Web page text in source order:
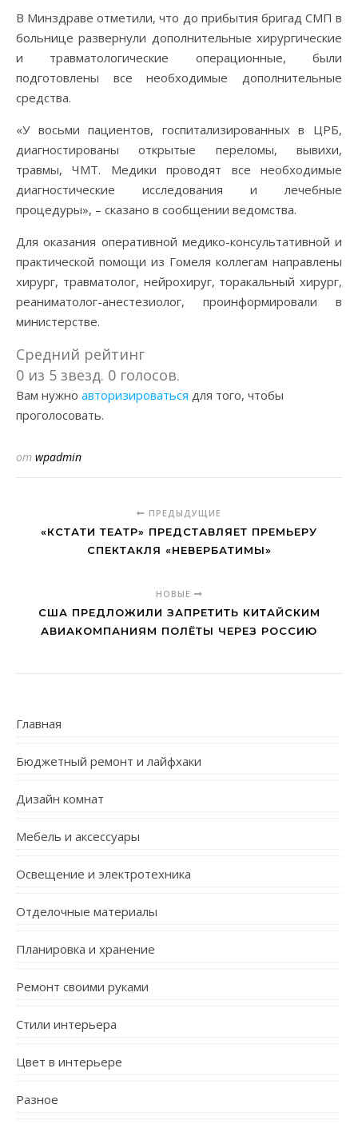
В Минздраве отметили, что до прибытия бригад СМП в
больнице развернули дополнительные хирургические
и травматологические операционные, были
подготовлены все необходимые дополнительные
средства.
«У восьми пациентов, госпитализированных в ЦРБ,
диагностированы открытые переломы, вывихи,
травмы, ЧМТ. Медики проводят все необходимые
диагностические исследования и лечебные
процедуры», – сказано в сообщении ведомства.
Для оказания оперативной медико-консультативной и
практической помощи из Гомеля коллегам направлены
хирург, травматолог, нейрохируг, торакальный хирург,
реаниматолог-анестезиолог, проинформировали в
министерстве.
Средний рейтинг
0 из 5 звезд. 0 голосов.
Вам нужно авторизироваться для того, чтобы
проголосовать.
от wpadmin
ПРЕДЫДУЩИЕ
«КСТАТИ ТЕАТР» ПРЕДСТАВЛЯЕТ ПРЕМЬЕРУ
СПЕКТАКЛЯ «НЕВЕРБАТИМЫ»
НОВЫЕ
США ПРЕДЛОЖИЛИ ЗАПРЕТИТЬ КИТАЙСКИМ
АВИАКОМПАНИЯМ ПОЛЁТЫ ЧЕРЕЗ РОССИЮ
Главная
Бюджетный ремонт и лайфхаки
Дизайн комнат
Мебель и аксессуары
Освещение и электротехника
Отделочные материалы
Планировка и хранение
Ремонт своими руками
Стили интерьера
Цвет в интерьере
Разное